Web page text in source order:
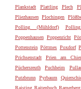
Plankstadt
Plattling Plech
Pliezhausen
Plochingen
Polling (Mühldorf)
Poppenhausen Poppenricht
Pottenstein Pöttmes Poxdorf
Prichsenstadt
Prien am
Püchersreuth
Puchheim
Putzbrunn
Pyrbaum
Raisting Raitenbuch Ramerberg